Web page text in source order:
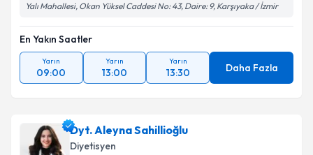
Yalı Mahallesi, Okan Yüksel Caddesi No: 43, Daire: 9, Karşıyaka / İzmir
En Yakın Saatler
Yarın
09:00
Yarın
13:00
Yarın
13:30 Daha Fazla
Dyt. Aleyna Sahillioğlu
Diyetisyen